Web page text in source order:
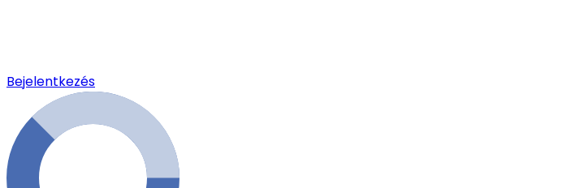
Bejelentkezés